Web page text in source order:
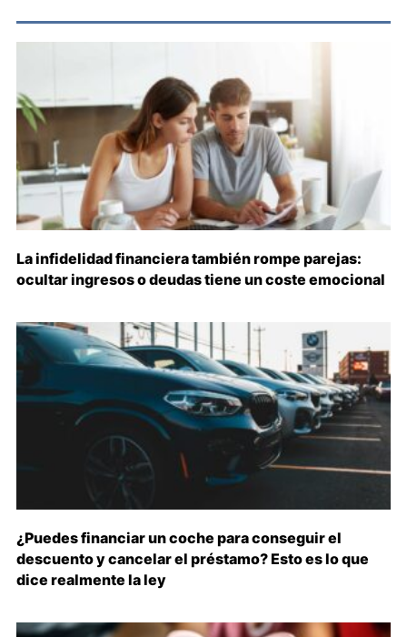
La infidelidad financiera también rompe parejas:
ocultar ingresos o deudas tiene un coste emocional
¿Puedes financiar un coche para conseguir el
descuento y cancelar el préstamo? Esto es lo que
dice realmente la ley